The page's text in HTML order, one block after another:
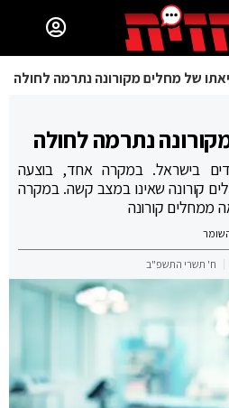
של מחלים מקורונה נתרמה לחולה
נתרמה לחולה
בישראל. במקרה אחד, בוצעה
קורונה שאינו במצב קשה. במקרה
ממחלים קורונה
ח' תשרי התשפ"ב